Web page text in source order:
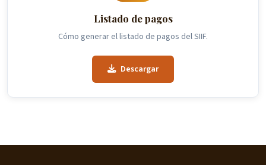
Listado de pagos
Cómo generar el listado de pagos del SIIF.
Descargar